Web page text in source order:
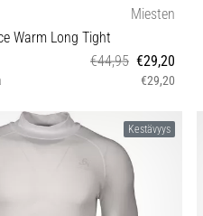
Miesten
Warm Long Tight
€44,95 €29,20
€29,20
XXL S M L XL Kestävyys